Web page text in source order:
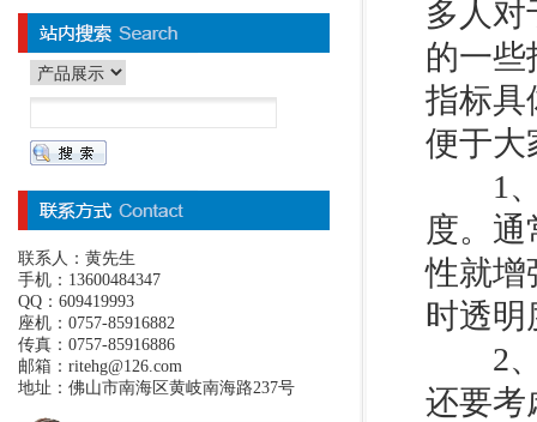
多人
的一
指标具
便于大
1、
度。
性就增
时透明
2、
还要考
联系人：黄先生
手机：13600484347
QQ：609419993
座机：0757-85916882
传真：0757-85916886
邮箱：ritehg@126.com
地址：佛山市南海区黄岐南海路237号